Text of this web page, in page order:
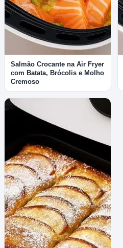
Salmão Crocante na Air Fryer
com Batata, Brócolis e Molho
Cremoso